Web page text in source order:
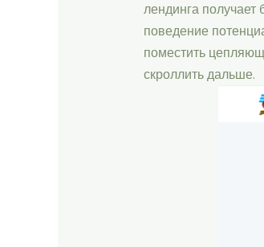
лендинга получает
поведение
поместить
скроллить дальше.